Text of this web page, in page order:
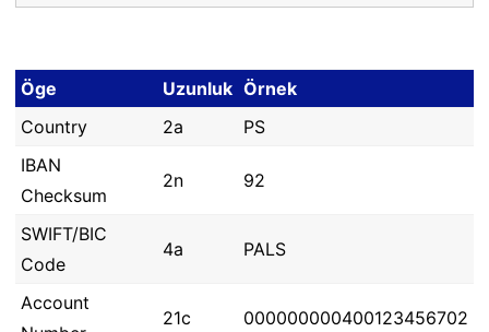
Öge Uzunluk Örnek
Country
2a
PS
IBAN
Checksum
2n 92
SWIFT/BIC
Code
4a PALS
Account
21c 000000000400123456702